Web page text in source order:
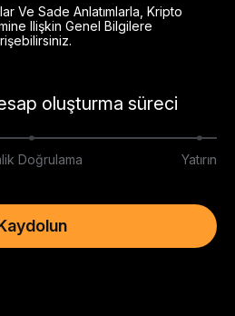
Ve Sade Anlatımlarla, Kripto
Ilişkin Genel Bilgilere
oluşturma süreci
Doğrulama Yatırın